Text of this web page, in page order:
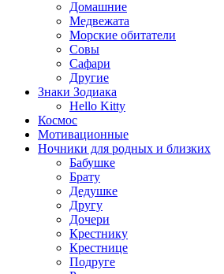
Домашние
Медвежата
Морские обитатели
Совы
Сафари
Другие
Знаки Зодиака
Hello Kitty
Космос
Мотивационные
Ночники для родных и близких
Бабушке
Брату
Дедушке
Другу
Дочери
Крестнику
Крестнице
Подруге